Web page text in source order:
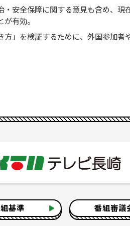
安全保障に関する意見も含め、現
有効。
」を検証するために、外国参加者
基準 番組審議